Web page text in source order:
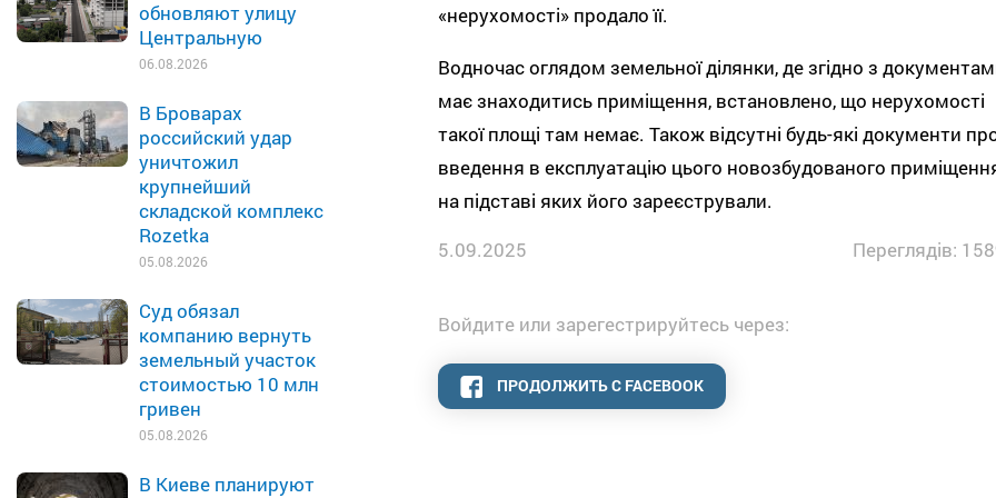
обновляют улицу
Центральную
06.08.2026
В Броварах
российский удар
уничтожил
крупнейший
складской комплекс
Rozetka
05.08.2026
Суд обязал
компанию вернуть
земельный участок
стоимостью 10 млн
гривен
05.08.2026
В Киеве планируют
«нерухомості» продало її.
Водночас оглядом земельної ділянки, де згідно з
має знаходитись приміщення, встановлено, що нерухомості
такої площі там немає. Також відсутні будь-які документи
введення в експлуатацію цього новозбудованого
на підставі яких його зареєстрували.
5.09.2025
Переглядів:
Войдите или зарегестрируйтесь через:
ПРОДОЛЖИТЬ С FACEBOOK